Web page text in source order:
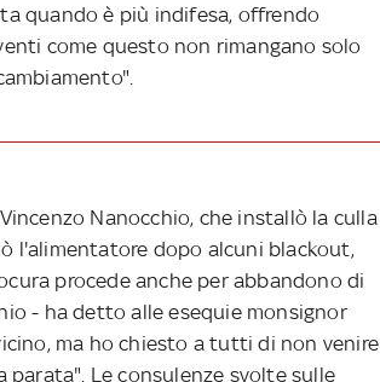
quando è più indifesa, offrendo
come questo non rimangano solo
Nanocchio, che installò la culla
l'alimentatore dopo alcuni blackout,
procede anche per abbandono di
- ha detto alle esequie monsignor
ma ho chiesto a tutti di non venire
Le consulenze svolte sulle